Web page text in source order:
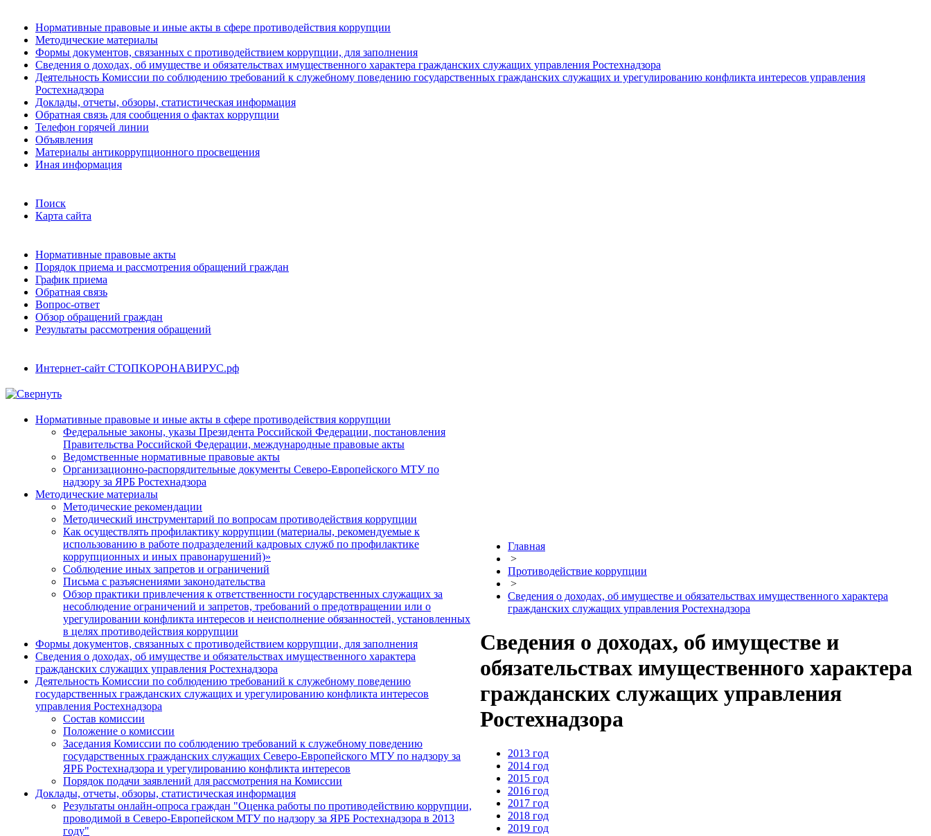
Нормативные правовые и иные акты в сфере противодействия коррупции
Методические материалы
Формы документов, связанных с противодействием коррупции, для заполнения
Сведения о доходах, об имуществе и обязательствах имущественного характера гражданских служащих управления Ростехнадзора
Деятельность Комиссии по соблюдению требований к служебному поведению государственных гражданских служащих и урегулированию конфликта интересов управления
Ростехнадзора
Доклады, отчеты, обзоры, статистическая информация
Обратная связь для сообщения о фактах коррупции
Телефон горячей линии
Объявления
Материалы антикоррупционного просвещения
Иная информация
Поиск
Карта сайта
Нормативные правовые акты
Порядок приема и рассмотрения обращений граждан
График приема
Обратная связь
Вопрос-ответ
Обзор обращений граждан
Результаты рассмотрения обращений
Интернет-сайт СТОПКОРОНАВИРУС.рф
Нормативные правовые и иные акты в сфере противодействия коррупции
Федеральные законы, указы Президента Российской Федерации, постановления
Правительства Российской Федерации, международные правовые акты
Ведомственные нормативные правовые акты
Организационно-распорядительные документы Северо-Европейского МТУ по
надзору за ЯРБ Ростехнадзора
Методические материалы
Методические рекомендации
Методический инструментарий по вопросам противодействия коррупции
Как осуществлять профилактику коррупции (материалы, рекомендуемые к
использованию в работе подразделений кадровых служб по профилактике
коррупционных и иных правонарушений)»
Соблюдение иных запретов и ограничений
Письма с разъяснениями законодательства
Обзор практики привлечения к ответственности государственных служащих за
несоблюдение ограничений и запретов, требований о предотвращении или о
урегулировании конфликта интересов и неисполнение обязанностей, установленных
в целях противодействия коррупции
Формы документов, связанных с противодействием коррупции, для заполнения
Сведения о доходах, об имуществе и обязательствах имущественного характера
гражданских служащих управления Ростехнадзора
Деятельность Комиссии по соблюдению требований к служебному поведению
государственных гражданских служащих и урегулированию конфликта интересов
управления Ростехнадзора
Состав комиссии
Положение о комиссии
Заседания Комиссии по соблюдению требований к служебному поведению
государственных гражданских служащих Северо-Европейского МТУ по надзору за
ЯРБ Ростехнадзора и урегулированию конфликта интересов
Порядок подачи заявлений для рассмотрения на Комиссии
Доклады, отчеты, обзоры, статистическая информация
Результаты онлайн-опроса граждан "Оценка работы по противодействию коррупции,
проводимой в Северо-Европейском МТУ по надзору за ЯРБ Ростехнадзора в 2013
году"
Главная
>
Противодействие коррупции
>
Сведения о доходах, об имуществе и обязательствах имущественного характера
гражданских служащих управления Ростехнадзора
Сведения о доходах, об имуществе и
обязательствах имущественного характера
гражданских служащих управления
Ростехнадзора
2013 год
2014 год
2015 год
2016 год
2017 год
2018 год
2019 год